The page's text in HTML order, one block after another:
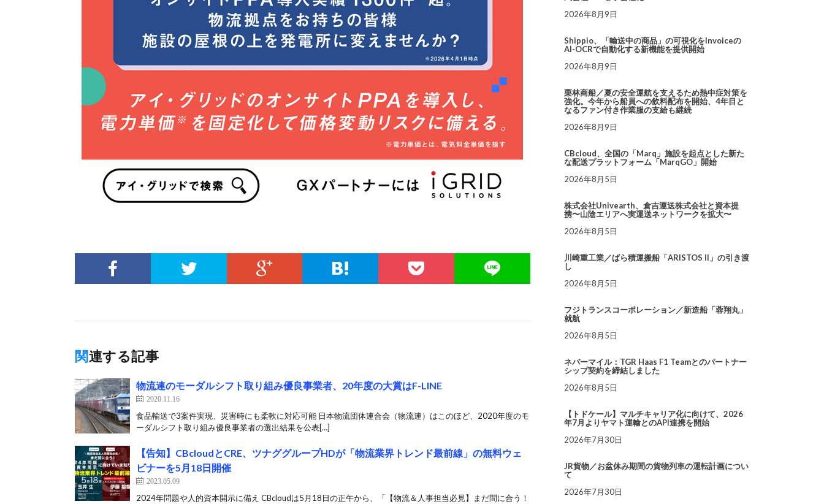
関連する記事
物流連のモーダルシフト取り組み優良事業者、20年度の大賞はF-LINE
2020.11.16
食品輸送で3案件実現、災害時にも柔軟に対応可能 日本物流団体連合会（物流連）はこのほど、2020年度のモ
ーダルシフト取り組み優良事業者の選出結果を公表[…]
【告知】CBcloudとCRE、ツナググループHDが「物流業界トレンド最前線」の無料ウェ
ビナーを5月18日開催
2023.05.09
2024年問題や人的資本開示に備え CBcloudは5月18日の正午から、「【物流＆人事担当必見】まだ間に合う！
2026年8月9日
Shippio、「輸送中の商品」の可視化をInvoiceの
AI-OCRで自動化する新機能を提供開始
2026年8月9日
栗林商船／夏の安全運航を支えるため熱中症対策を
強化。今年から船員への飲料配布を開始、4年目と
なるファン付き作業服の支給も継続
2026年8月9日
CBcloud、全国の「Marq」施設を起点とした新た
な配送プラットフォーム「MarqGO」開始
2026年8月5日
株式会社Univearth、倉吉運送株式会社と資本提
携〜山陰エリアへ実運送ネットワークを拡大〜
2026年8月5日
川崎重工業／ばら積運搬船「ARISTOS II」の引き渡
し
2026年8月5日
フジトランスコーポレーション／新造船「蓉翔丸」
就航
2026年8月5日
ネバーマイル：TGR Haas F1 Teamとのパートナー
シップ契約を締結しました
2026年8月5日
【トドケール】マルチキャリア化に向けて、2026
年7月よりヤマト運輸とのAPI連携を開始
2026年7月30日
JR貨物／お盆休み期間の貨物列車の運転計画につい
て
2026年7月30日